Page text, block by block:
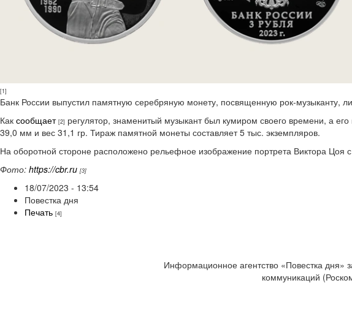
[1]
Банк России выпустил памятную серебряную монету, посвященную рок-музыканту,
Как сообщает [2] регулятор, знаменитый музыкант был кумиром своего времени, а
39,0 мм и вес 31,1 гр. Тираж памятной монеты составляет 5 тыс. экземпляров.
На оборотной стороне расположено рельефное изображение портрета Виктора
Фото: https://cbr.ru [3]
18/07/2023 - 13:54
Повестка дня
Печать [4]
Информационное агентство «Повестка дня»
коммуникаций